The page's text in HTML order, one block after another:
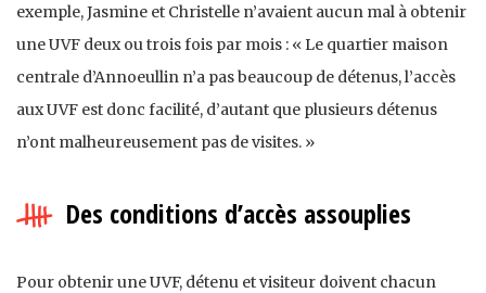
exemple, Jasmine et Christelle n’avaient aucun mal à obtenir
une UVF deux ou trois fois par mois : « Le quartier maison
centrale d’Annoeullin n’a pas beaucoup de détenus, l’accès
aux UVF est donc facilité, d’autant que plusieurs détenus
n’ont malheureusement pas de visites. »
Des conditions d’accès assouplies
Pour obtenir une UVF, détenu et visiteur doivent chacun